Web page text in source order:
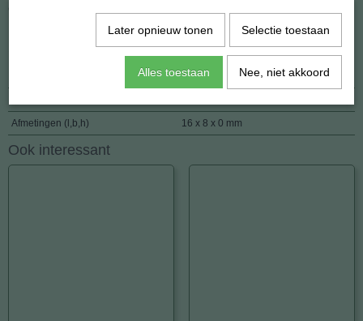
Specificaties
8721264132390
Afmetingen (l,b,h) 16 x 8 x 0 mm
Ook interessant
Later opnieuw tonen Selectie toestaan
Alles toestaan Nee, niet akkoord